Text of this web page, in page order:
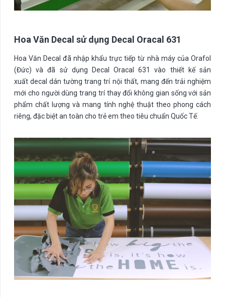
Hoa Văn Decal sử dụng Decal Oracal 631
Hoa Văn Decal đã nhập khẩu trực tiếp từ nhà máy của Orafol
(Đức) và đã sử dụng Decal Oracal 631 vào thiết kế sản
xuất decal dán tường trang trí nội thất, mang đến trải nghiệm
mới cho người dùng trang trí thay đổi không gian sống với sản
phẩm chất lượng và mang tính nghệ thuật theo phong cách
riêng, đặc biệt an toàn cho trẻ em theo tiêu chuẩn Quốc Tế.